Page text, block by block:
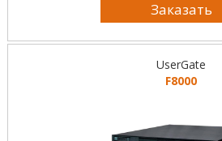
Заказать
UserGate
F8000